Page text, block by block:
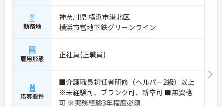
勤務地
神奈川県 横浜市港北区
横浜市営地下鉄グリーンライン
雇用形態 正社員(正職員)
応募要件
■介護職員初任者研修（ヘルパー2級）以上
※未経験可、ブランク可、新卒可 ■無資格
可 ※実務経験3年程度必須